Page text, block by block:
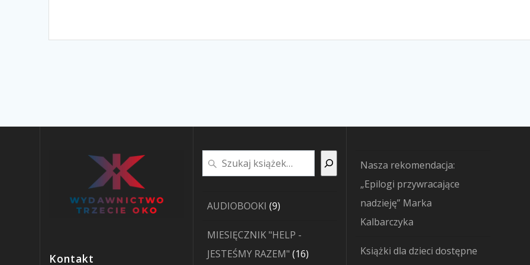
Kontakt
Szukaj
AUDIOBOOKI 99
MIESIĘCZNIK "HELP -
JESTEŚMY RAZEM" 1616
Nasza rekomendacja:
„Epilogi przywracające
nadzieję” Marka
Kalbarczyka
Książki dla dzieci dostępne